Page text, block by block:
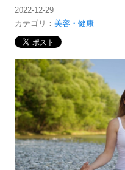
2022-12-29
カテゴリ： 美容・健康